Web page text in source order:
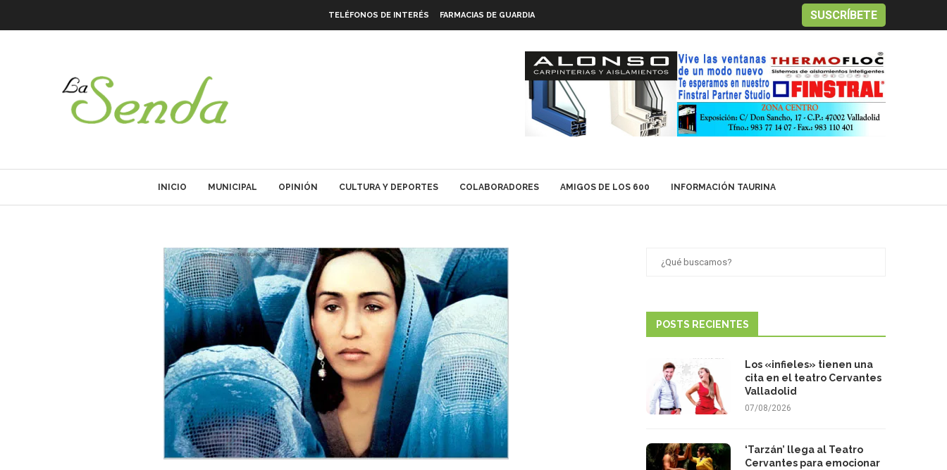
TELÉFONOS DE INTERÉS FARMACIAS DE GUARDIA SUSCRÍBETE
INICIO MUNICIPAL OPINIÓN CULTURA Y DEPORTES COLABORADORES AMIGOS DE LOS 600 INFORMACIÓN TAURINA
POSTS RECIENTES
Los «infieles» tienen una
cita en el teatro Cervantes
Valladolid
07/08/2026
‘Tarzán’ llega al Teatro
Cervantes para emocionar